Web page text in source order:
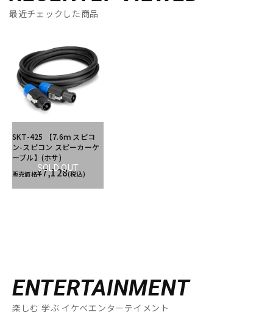
最近チェックした商品
SOLD OUT
SKT-425 【7.6ｍ スピコ
ン-スピコン スピーカーケ
ーブル】(ホサ)
販売価格¥7,128(税込)
ENTERTAINMENT
楽しむ 学ぶ イケベエンターテイメント